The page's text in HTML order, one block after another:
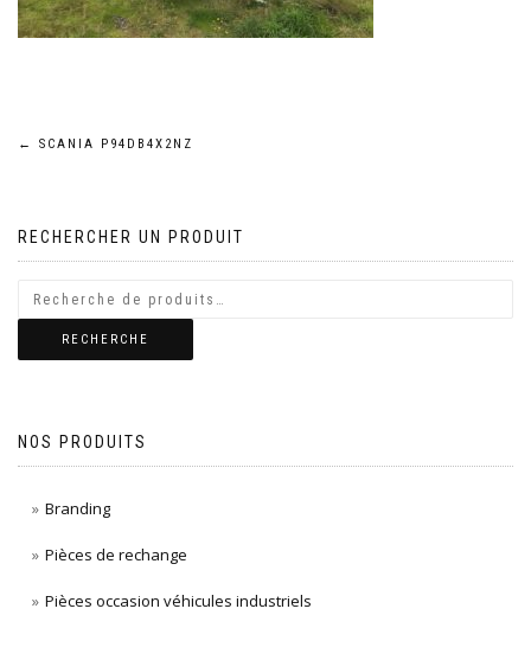
Navigation
l’article
← SCANIA P94DB4X2NZ
RECHERCHER UN PRODUIT
RECHERCHE
NOS PRODUITS
Branding
Pièces de rechange
Pièces occasion véhicules industriels